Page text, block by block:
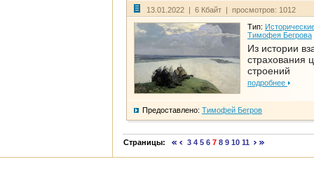
13.01.2022 | 6 Кбайт | просмотров: 1012
Тип:
Тимофея Бегрова
Из истории
страхования
строений
подробнее
Предоставлено: Тимофей Бегров
Страницы: 3 4 5 6 7 8 9 10 11